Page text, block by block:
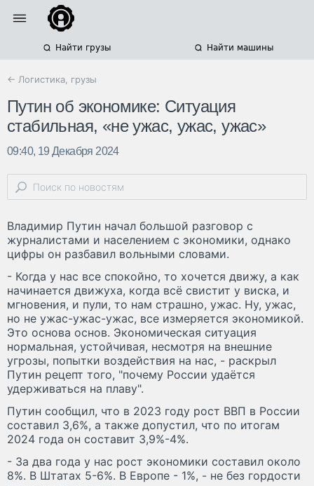
Найти грузы Найти машины
← Логистика, грузы
Путин об экономике: Ситуация
стабильная, «не ужас, ужас, ужас»
09:40, 19 Декабря 2024
Владимир Путин начал большой разговор с
журналистами и населением с экономики, однако
цифры он разбавил вольными словами.
- Когда у нас все спокойно, то хочется движу, а как
начинается движуха, когда всё свистит у виска, и
мгновения, и пули, то нам страшно, ужас. Ну, ужас,
но не ужас-ужас-ужас, все измеряется экономикой.
Это основа основ. Экономическая ситуация
нормальная, устойчивая, несмотря на внешние
угрозы, попытки воздействия на нас, - раскрыл
Путин рецепт того, "почему России удаётся
удерживаться на плаву".
Путин сообщил, что в 2023 году рост ВВП в России
составил 3,6%, а также допустил, что по итогам
2024 года он составит 3,9%-4%.
- За два года у нас рост экономики составил около
8%. В Штатах 5-6%. В Европе - 1%, - не без гордости